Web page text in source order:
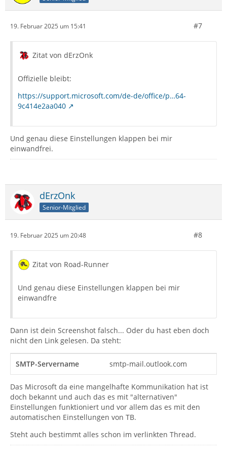
19. Februar 2025 um 15:41 #7
Zitat von dErzOnk
Offizielle bleibt:
https://support.microsoft.com/de-de/office/p…64-
9c414e2aa040
Und genau diese Einstellungen klappen bei mir
einwandfrei.
dErzOnk
Senior-Mitglied
19. Februar 2025 um 20:48 #8
Zitat von Road-Runner
Und genau diese Einstellungen klappen bei mir
einwandfre
Dann ist dein Screenshot falsch... Oder du hast eben doch
nicht den Link gelesen. Da steht:
SMTP-Servername smtp-mail.outlook.com
Das Microsoft da eine mangelhafte Kommunikation hat ist
doch bekannt und auch das es mit "alternativen"
Einstellungen funktioniert und vor allem das es mit den
automatischen Einstellungen von TB.
Steht auch bestimmt alles schon im verlinkten Thread.